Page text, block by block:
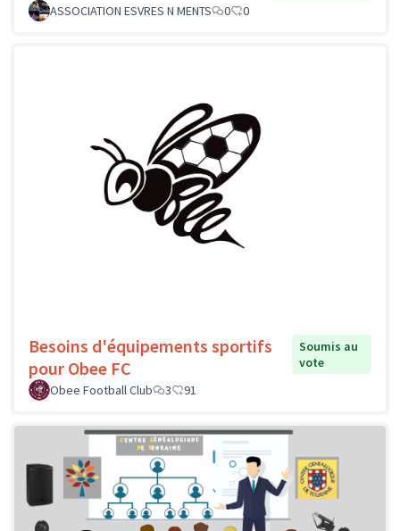
ASSOCIATION ESVRES N MENTS
0 0
Besoins d'équipements sportifs
pour Obee FC
Soumis au
vote
Obee Football Club
3 91